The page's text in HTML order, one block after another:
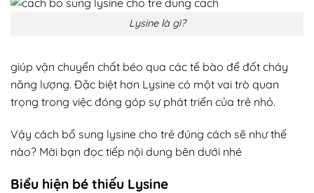
Lysine là gì?
giúp vận chuyển chất béo qua các tế bào để đốt cháy
năng lượng. Đặc biệt hơn Lysine có một vai trò quan
trọng trong việc đóng góp sự phát triển của trẻ nhỏ.
Vậy cách bổ sung lysine cho trẻ đúng cách sẽ như thế
nào? Mời bạn đọc tiếp nội dung bên dưới nhé
Biểu hiện bé thiếu Lysine